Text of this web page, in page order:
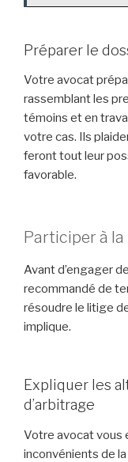
Préparer le
Votre avocat
rassemblant les
témoins et en
votre cas. Ils
feront tout leur
favorable.
Participer à
Avant d’engager
recommandé de
résoudre le litige
implique.
Expliquer les
d’arbitrage
Votre avocat vous
inconvénients de